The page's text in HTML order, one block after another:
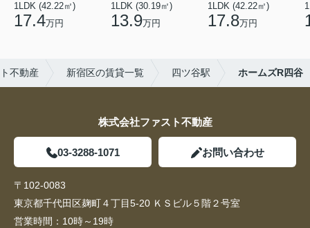
1LDK (42.22㎡)
17.4万円
1LDK (30.19㎡)
13.9万円
1LDK (42.22㎡)
17.8万円
不動産 新宿区の賃貸一覧 四ツ谷駅 ホームズR四谷
株式会社ファスト不動産
03-3288-1071 お問い合わせ
〒102-0083
東京都千代田区麹町４丁目5-20 ＫＳビル５階２号室
営業時間： 10時～19時